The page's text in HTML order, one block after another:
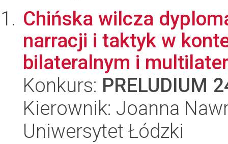
Chińska wilcza
narracji i taktyk w
bilateralnym i
Konkurs: PRELUDIUM
Kierownik: Joanna
Uniwersytet Łódzki